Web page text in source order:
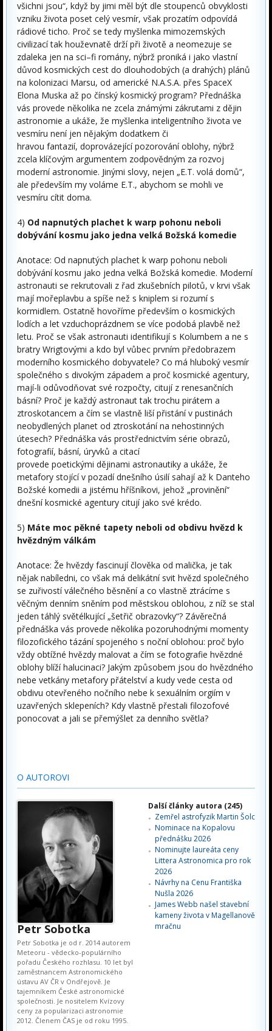
všichni jsou“, když by jimi měl být dle stoupenců obvyklosti
vzniku života poset celý vesmír, však prozatím odpovídá
rádiové ticho. Proč se tedy myšlenka mimozemských
civilizací tak houževnatě drží při životě a neomezuje se
zdaleka jen na sci–fi romány, nýbrž proniká i jako vlastní
důvod kosmických cest do dlouhodobých (a drahých) plánů
na kolonizaci Marsu, od americké N.A.S.A. přes SpaceX
Elona Muska až po čínský kosmický program? Přednáška
vás provede několika ne zcela známými zákrutami z dějin
astronomie a ukáže, že myšlenka inteligentního života ve
vesmíru není jen nějakým dodatkem či
hravou fantazií, doprovázející pozorování oblohy, nýbrž
zcela klíčovým argumentem zodpovědným za rozvoj
moderní astronomie. Jinými slovy, nejen „E.T. volá domů“,
ale především my voláme E.T., abychom se mohli ve
vesmíru cítit doma.
4) Od napnutých plachet k warp pohonu neboli
dobývání kosmu jako jedna velká Božská komedie
Anotace: Od napnutých plachet k warp pohonu neboli
dobývání kosmu jako jedna velká Božská komedie. Moderní
astronauti se rekrutovali z řad zkušebních pilotů, v krvi však
mají mořeplavbu a spíše než s kniplem si rozumí s
kormidlem. Ostatně hovoříme především o kosmických
lodích a let vzduchoprázdnem se více podobá plavbě než
letu. Proč se však astronauti identifikují s Kolumbem a ne s
bratry Wrigtovými a kdo byl vůbec prvním předobrazem
moderního kosmického dobyvatele? Co má hluboký vesmír
společného s divokým západem a proč kosmické agentury,
mají-li odůvodňovat své rozpočty, citují z renesančních
básní? Proč je každý astronaut tak trochu pirátem a
ztroskotancem a čím se vlastně liší přistání v pustinách
neobydlených planet od ztroskotání na nehostinných
útesech? Přednáška vás prostřednictvím série obrazů,
fotografií, básní, úryvků a citací
provede poetickými dějinami astronautiky a ukáže, že
metafory stojící v pozadí dnešního úsilí sahají až k Danteho
Božské komedii a jistému hříšníkovi, jehož „provinění“
dnešní kosmické agentury citují jako své krédo.
5) Máte moc pěkné tapety neboli od obdivu hvězd k
hvězdným válkám
Anotace: Že hvězdy fascinují člověka od malička, je tak
nějak nabíledni, co však má delikátní svit hvězd společného
se zuřivostí válečného běsnění a co vlastně ztrácíme s
věčným denním sněním pod městskou oblohou, z níž se stal
jeden táhlý světélkující „šetřič obrazovky“? Závěrečná
přednáška vás provede několika pozoruhodnými momenty
filozofického tázání spojeného s noční oblohou: proč bylo
vždy obtížné hvězdy malovat a čím se fotografie hvězdné
oblohy blíží halucinaci? Jakým způsobem jsou do hvězdného
nebe vetkány metafory přátelství a kudy vede cesta od
obdivu otevřeného nočního nebe k sexuálním orgiím v
uzavřených sklepeních? Kdy vlastně přestali filozofové
ponocovat a jali se přemýšlet za denního světla?
O AUTOROVI
Petr Sobotka
Petr Sobotka je od r. 2014 autorem
Meteoru - vědecko-populárního
pořadu Českého rozhlasu. 10 let byl
zaměstnancem Astronomického
ústavu AV ČR v Ondřejově. Je
tajemníkem České astronomické
společnosti. Je nositelem Kvízovy
ceny za popularizaci astronomie
2012. Členem ČAS je od roku 1995.
Další články autora (245)
Zemřel astrofyzik Martin Šolc
Nominace na Kopalovu
přednášku 2026
Nominujte laureáta ceny
Littera Astronomica pro rok
2026
Návrhy na Cenu Františka
Nušla 2026
James Webb našel stavební
kameny života v Magellanově
mračnu